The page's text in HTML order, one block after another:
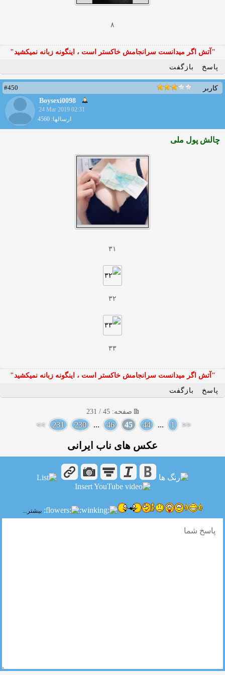
۸
"آتش اگر ميدانست سرانجامش خاكستر است ، اينگونه زبانه نميكشيد"
پاسخ
بازگفت
کاربر
#450
Boysexi0098
24 Mar 2019 02:31
ارسالها: 4560
چالش پول ملی
۳۱
۳۲
۳۳
"آتش اگر ميدانست سرانجامش خاكستر است ، اينگونه زبانه نميكشيد"
پاسخ
بازگفت
صفحه: 45 / 231
<<
1
...
44
45
46
...
230
231
>>
عکس های ناب ایرانی
بیشتر...